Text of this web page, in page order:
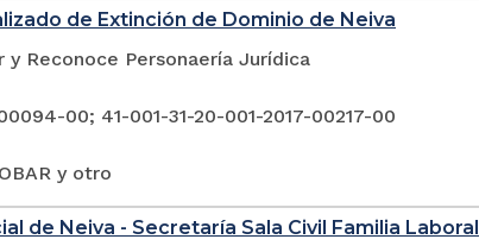
de Extinción de Dominio de Neiva
y Reconoce Personaería Jurídica
00; 41-001-31-20-001-2017-00217-00
y otro
de Neiva - Secretaría Sala Civil Familia Laboral